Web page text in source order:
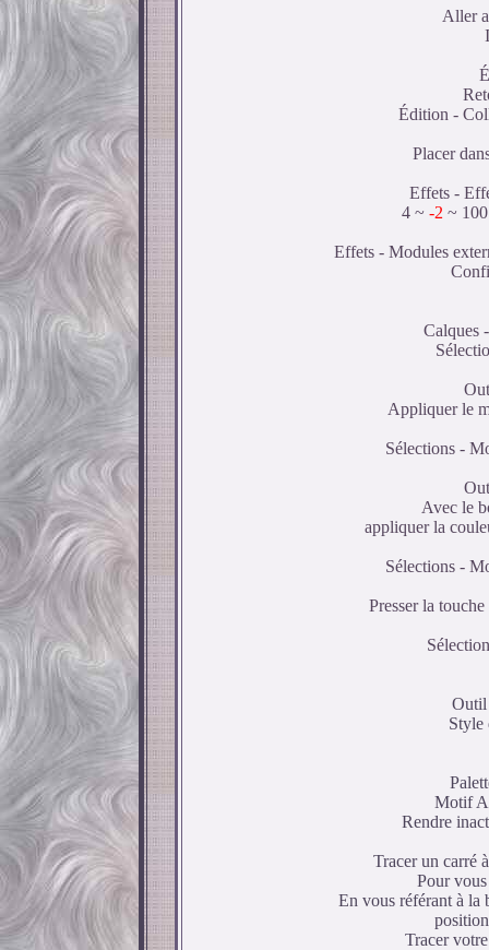
Aller
Édition -
Placer
Effets -
4 ~ -2 ~
Effets - Modules
Calques
Appliquer le
Sélections -
Avec le
appliquer la
Sélections -
Presser la
Outil
Style
Motif
Rendre
Tracer un carré
Pour
En vous référant à la
Tracer